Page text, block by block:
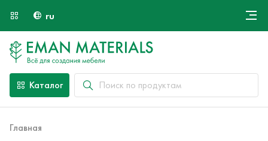
ru
Оплата и доставка
Каталог
Главная